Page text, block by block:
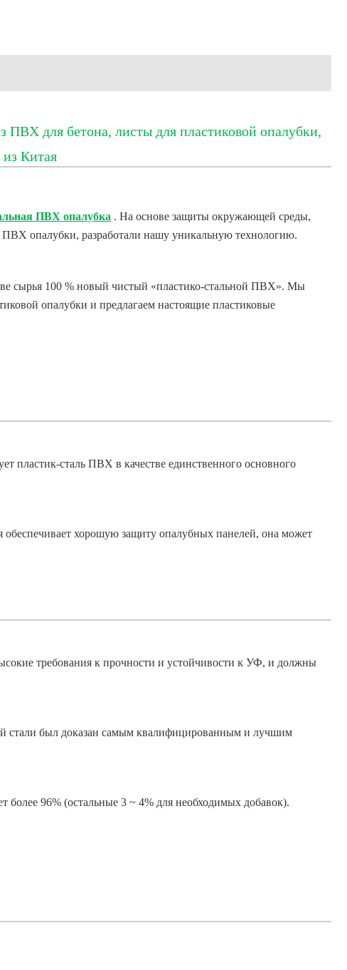
для бетона, листы для пластиковой опалубки,
Китая
ПВХ опалубка . На основе защиты окружающей среды,
опалубки, разработали нашу уникальную технологию.
сырья 100 % новый чистый «пластико-стальной ПВХ». Мы
опалубки и предлагаем настоящие пластиковые
пластик-сталь ПВХ в качестве единственного основного
хорошую защиту опалубных панелей, она может
требования к прочности и устойчивости к УФ, и должны
стали был доказан самым квалифицированным и лучшим
более 96% (остальные 3 ~ 4% для необходимых добавок).